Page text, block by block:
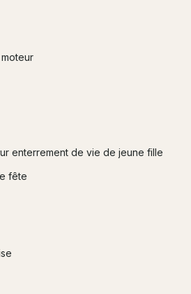
enterrement de vie de jeune fille
fête